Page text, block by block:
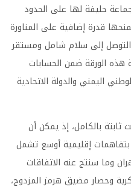
حليفة لها على الحدود
قدرة إضافية على المناورة
التوصل إلى سلام شامل ومستقر
الورقة ضمن الحسابات
اليمني والدولة الاتحادية
ثابتة بالكامل، إذ يمكن أن
بتفاهمات إقليمية أوسع تشمل
وما سنتج عنه الاتفاقات
وحصار مضيق هرمز المزدوج،